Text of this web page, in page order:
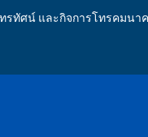
ทรทัศน์ และกิจการโทรคมนา